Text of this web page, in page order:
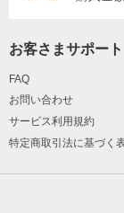
お客さまサポート
FAQ
お問い合わせ
サービス利用規約
特定商取引法に基づく